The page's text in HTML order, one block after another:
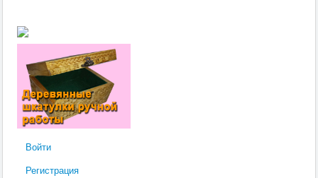
Х
Ч
Ш
Щ
Э
Войти
Регистрация